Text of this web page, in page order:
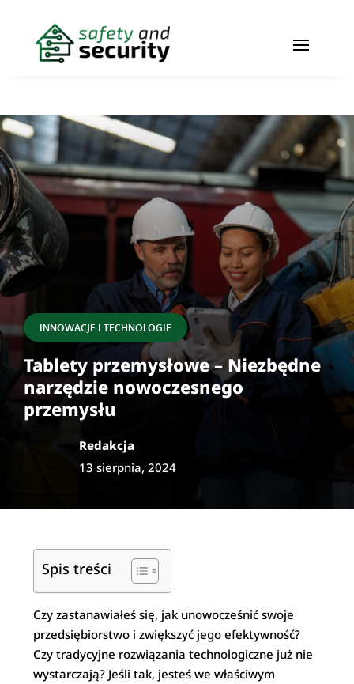
INNOWACJE I TECHNOLOGIE
Tablety przemysłowe – Niezbędne
narzędzie nowoczesnego
przemysłu
Redakcja
13 sierpnia, 2024
Spis treści
Czy zastanawiałeś się, jak unowocześnić swoje
przedsiębiorstwo i zwiększyć jego efektywność?
Czy tradycyjne rozwiązania technologiczne już nie
wystarczają? Jeśli tak, jesteś we właściwym